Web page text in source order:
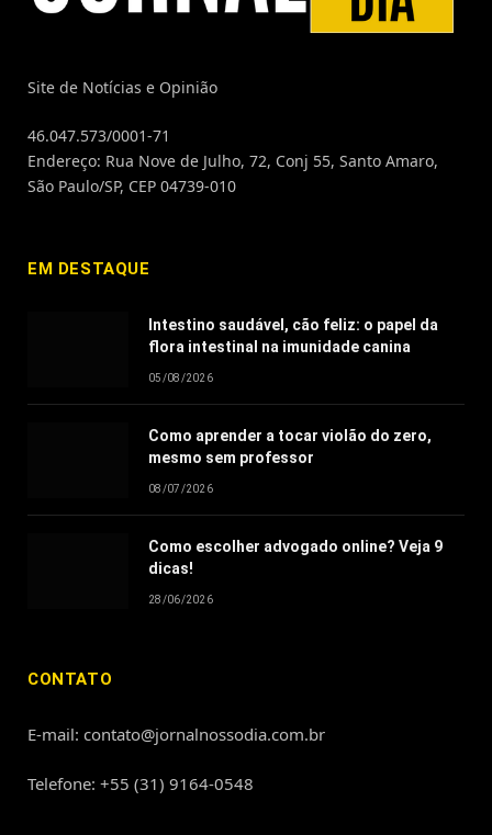
Site de Notícias e Opinião
46.047.573/0001-71
Endereço: Rua Nove de Julho, 72, Conj 55, Santo Amaro,
São Paulo/SP, CEP 04739-010
EM DESTAQUE
Intestino saudável, cão feliz: o papel da
flora intestinal na imunidade canina
05/08/2026
Como aprender a tocar violão do zero,
mesmo sem professor
08/07/2026
Como escolher advogado online? Veja 9
dicas!
28/06/2026
CONTATO
E-mail: contato@jornalnossodia.com.br
Telefone: +55 (31) 9164-0548